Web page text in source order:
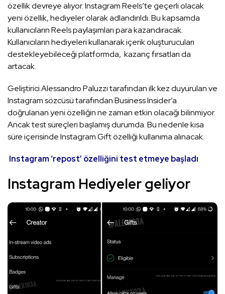
özellik devreye alıyor. Instagram Reels’te geçerli olacak
yeni özellik, hediyeler olarak adlandırıldı. Bu kapsamda
kullanıcıların Reels paylaşımları para kazandıracak.
Kullanıcıların hediyeleri kullanarak içerik oluşturucuları
destekleyebileceği platformda, kazanç fırsatları da
artacak.
Geliştirici Alessandro Paluzzi tarafından ilk kez duyurulan ve
Instagram sözcüsü tarafından Business Insider’a
doğrulanan yeni özelliğin ne zaman etkin olacağı bilinmiyor.
Ancak test süreçleri başlamış durumda. Bu nedenle kısa
süre içerisinde Instagram Gift özelliği kullanıma alınacak.
Instagram ‘repost’ özelliğini test etmeye başladı
Instagram Hediyeler geliyor